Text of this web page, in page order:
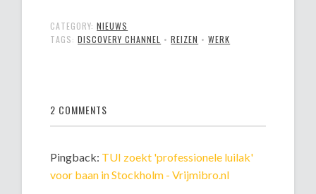
CATEGORY:NIEUWS
TAGS:DISCOVERY CHANNEL •REIZEN •WERK
2 COMMENTS
Pingback: TUI zoekt 'professionele luilak'
voor baan in Stockholm - Vrijmibro.nl